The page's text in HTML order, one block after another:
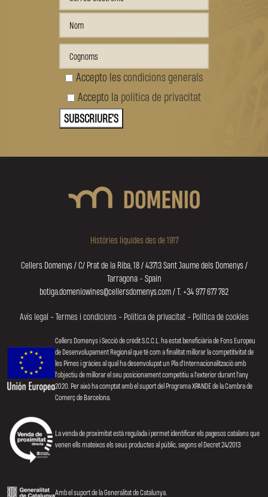
Accepto lescondicions generals
Accepto la política de privacitat
Històries líquides des de 1917
Cellers Domenys / C/ Prat de la Riba, 18 / 43713 Sant Jaume dels Domenys /
Tarragona - Spain
botiga.domeniowines@cellersdomenys.com / T. +34 977 677 782
Avís legal -Termes i condicions - Política de privacitat- Política de cookies
Cellers Domenys i Secció de crèdit S.C.C.L. ha estat beneficiària de Fons Europeu
de Desenvolupament Regional que té com a finalitat millorar la competitivitat de
les Pimes i gràcies al qual ha desenvolupat un Pla d'Internacionalització amb
l'objectiu de millorar el seu posicionament competitiu a l'exterior durant l'any
2020. Per això ha comptat amb el suport del Programa XPANDE de la Cambra de
Comerç de Barcelona.
La venda de proximitat està regulada i permet identificar els pagesos catalans que
venen ells mateixos els seus productes al públic, segons el Decret 24/2013
Amb el suport de la Generalitat de Catalunya.